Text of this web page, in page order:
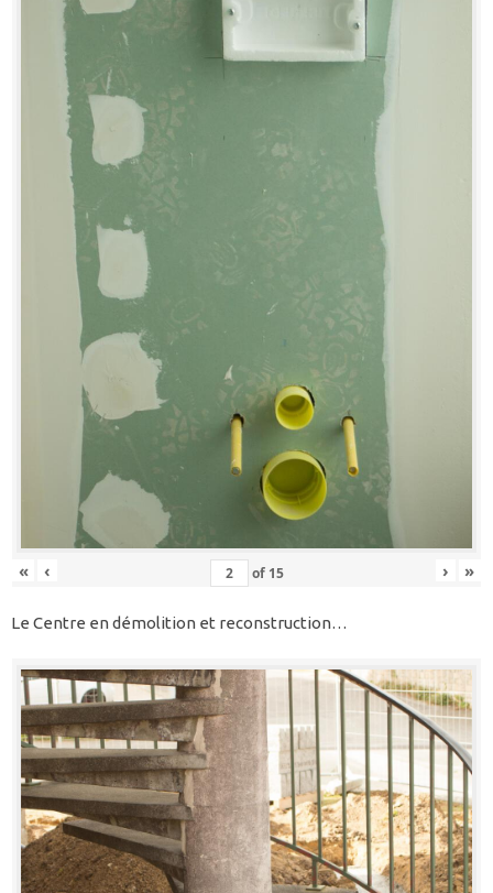
« ‹ of 15 › »
Le Centre en démolition et reconstruction…